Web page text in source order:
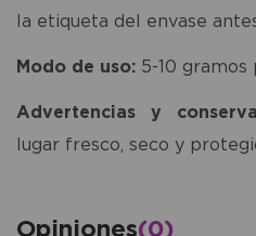
la etiqueta del envase
Modo de uso: 5-10 gramos
Advertencias y
lugar fresco, seco y
Opiniones(0)